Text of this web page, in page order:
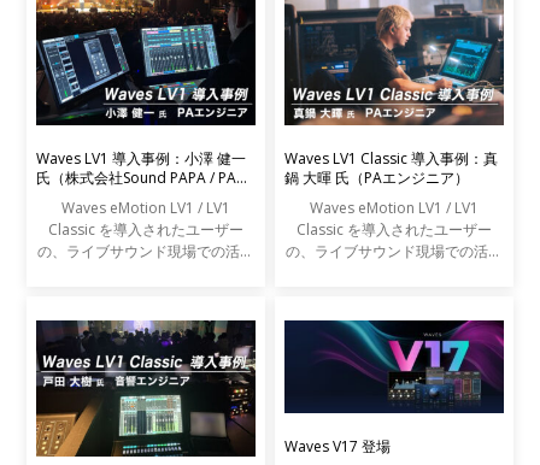
Waves LV1 導入事例：小澤 健一
氏（株式会社Sound PAPA / PAエ
Waves eMotion LV1 / LV1
Classic を導入されたユーザー
の、ライブサウンド現場での活用
Waves LV1 Classic 導入事例：真
鍋 大暉 氏（PAエンジニア）
Waves eMotion LV1 / LV1
Classic を導入されたユーザー
の、ライブサウンド現場での活用
Waves V17 登場